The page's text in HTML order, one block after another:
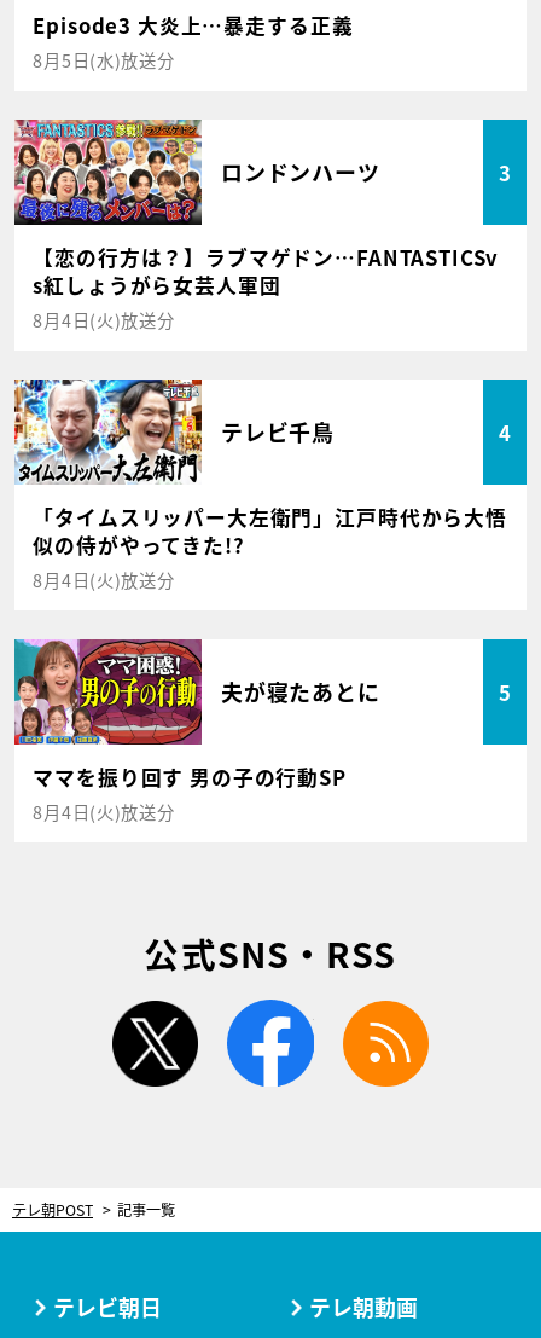
Episode3 大炎上…暴走する正義
8月5日(水)放送分
ロンドンハーツ 3
【恋の行方は？】ラブマゲドン…FANTASTICSv
s紅しょうがら女芸人軍団
8月4日(火)放送分
テレビ千鳥 4
「タイムスリッパー大左衛門」江戸時代から大悟
似の侍がやってきた!?
8月4日(火)放送分
夫が寝たあとに 5
ママを振り回す 男の子の行動SP
8月4日(火)放送分
公式SNS・RSS
twitter facebook
テレ朝POST 記事一覧
テレビ朝日 テレ朝動画